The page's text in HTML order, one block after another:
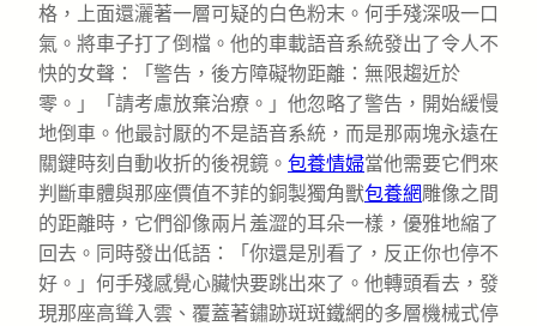
格，上面還灑著一層可疑的白色粉末。何手殘深吸一口
氣。將車子打了倒檔。他的車載語音系統發出了令人不
快的女聲：「警告，後方障礙物距離：無限趨近於
零。」「請考慮放棄治療。」他忽略了警告，開始緩慢
地倒車。他最討厭的不是語音系統，而是那兩塊永遠在
關鍵時刻自動收折的後視鏡。 包養情婦當他需要它們來
判斷車體與那座價值不菲的銅製獨角獸包養網雕像之間
的距離時，它們卻像兩片羞澀的耳朵一樣，優雅地縮了
回去。同時發出低語：「你還是別看了，反正你也停不
好。」何手殘感覺心臟快要跳出來了。他轉頭看去，發
現那座高聳入雲、覆蓋著鏽跡斑斑鐵網的多層機械式停